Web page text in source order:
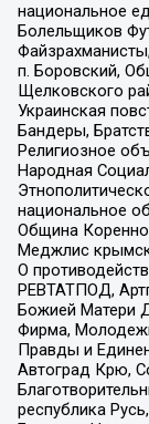
национальное
Болельщиков
п. Боровский,
Щелковского
Украинская
Бандеры,
Религиозное
Народная
национальное
Община
Меджлис
О
РЕВТАТПОД,
Божией Матери
Фирма,
Правды и
Автоград Крю,
республика